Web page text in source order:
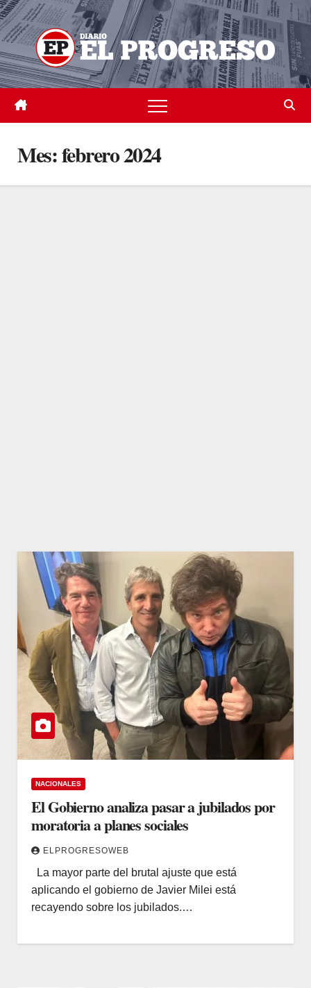
Skip
to
content
Mes:febrero 2024
NACIONALES
El Gobierno analiza pasar a jubilados por
moratoria a planes sociales
ELPROGRESOWEB
La mayor parte del brutal ajuste que está
aplicando el gobierno de Javier Milei está
recayendo sobre los jubilados.…